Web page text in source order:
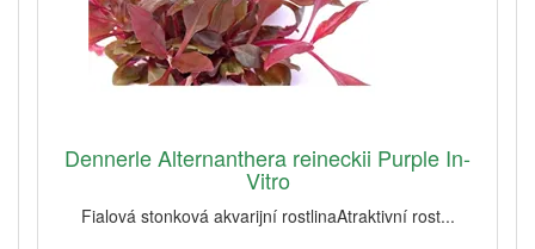
Dennerle Alternanthera reineckii Purple In-
Vitro
Fialová stonková akvarijní rostlinaAtraktivní rost...